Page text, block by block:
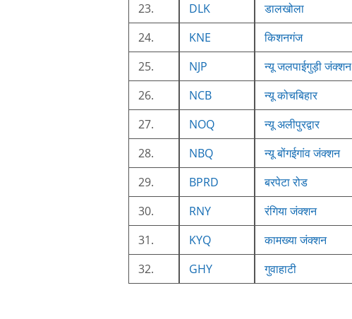
23.
DLK डालखोला
24.
KNE किशनगंज
25.
NJP न्यू जलपाईगुड़ी जंक्शन
26.
NCB न्यू कोचबिहार
27.
NOQ न्यू अलीपुरद्वार
28.
NBQ न्यू बोंगईगांव जंक्शन
29.
BPRD बरपेटा रोड
30.
RNY रंगिया जंक्शन
31.
KYQ कामख्या जंक्शन
32.
GHY गुवाहाटी